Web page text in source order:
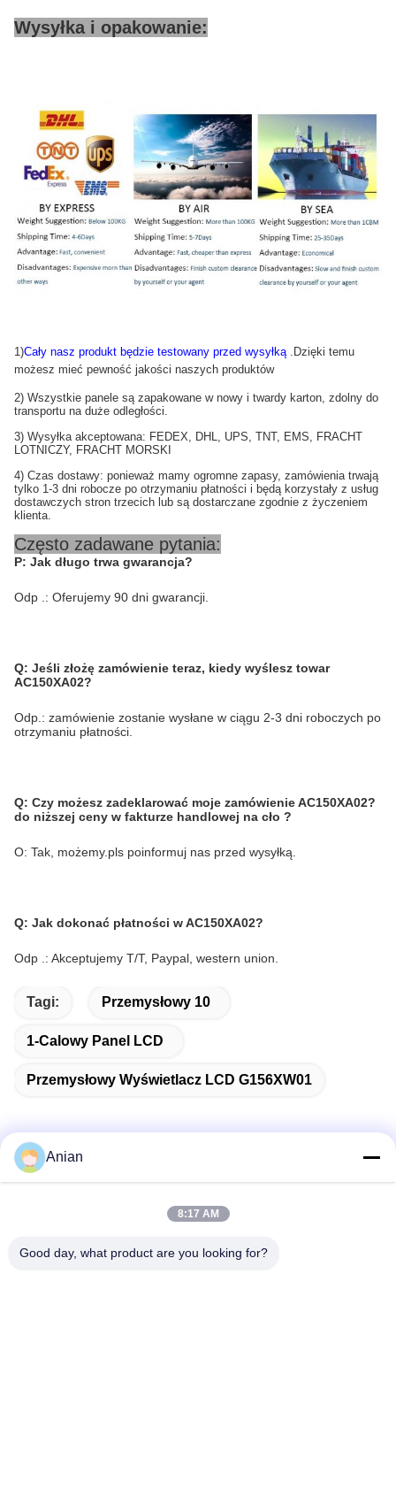
Wysyłka i opakowanie:
1)Cały nasz produkt będzie testowany przed wysyłką .Dzięki temu
możesz mieć pewność jakości naszych produktów
2) Wszystkie panele są zapakowane w nowy i twardy karton, zdolny do
transportu na duże odległości.
3) Wysyłka akceptowana: FEDEX, DHL, UPS, TNT, EMS, FRACHT
LOTNICZY, FRACHT MORSKI
4) Czas dostawy: ponieważ mamy ogromne zapasy, zamówienia trwają
tylko 1-3 dni robocze po otrzymaniu płatności i będą korzystały z usług
dostawczych stron trzecich lub są dostarczane zgodnie z życzeniem
klienta.
Często zadawane pytania:
P: Jak długo trwa gwarancja?
Odp .: Oferujemy 90 dni gwarancji.
Q: Jeśli złożę zamówienie teraz, kiedy wyślesz towar
AC150XA02?
Odp.: zamówienie zostanie wysłane w ciągu 2-3 dni roboczych po
otrzymaniu płatności.
Q: Czy możesz zadeklarować moje zamówienie AC150XA02?
do niższej ceny w fakturze handlowej na cło ?
O: Tak, możemy.pls poinformuj nas przed wysyłką.
Q: Jak dokonać płatności w AC150XA02?
Odp .: Akceptujemy T/T, Paypal, western union.
Tagi: Przemysłowy 10
1-Calowy Panel LCD
Przemysłowy Wyświetlacz LCD G156XW01
Budynek A, budynek VERSINO, Nowy Dzielnica Longhua,
Anian
8:17 AM
Good day, what product are you looking for?